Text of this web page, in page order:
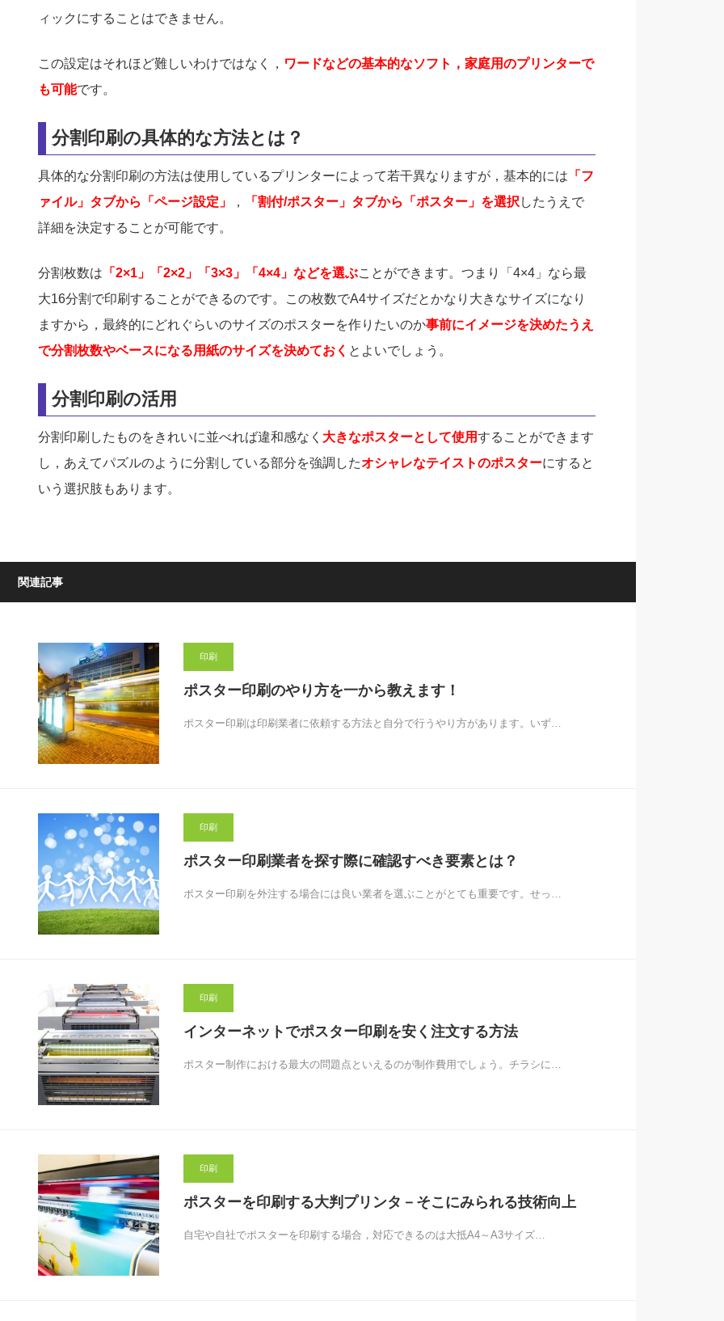
ィックにすることはできません。
この設定はそれほど難しいわけではなく， ワードなどの基本的なソフト，家庭用のプリンターで
も可能です。
分割印刷の具体的な方法とは？
具体的な分割印刷の方法は使用しているプリンターによって若干異なりますが，基本的には 「フ
ァイル」タブから「ページ設定」
， 「割付/ポスター」タブから「ポスター」を選択 したうえで
詳細を決定することが可能です。
分割枚数は 「2×1」「2×2」「3×3」「4×4」などを選ぶことができます。つまり「4×4」なら最
大16分割で印刷することができるのです。この枚数でA4サイズだとかなり大きなサイズになり
ますから，最終的にどれぐらいのサイズのポスターを作りたいのか事前にイメージを決めたうえ
で分割枚数やベースになる用紙のサイズを決めておく とよいでしょう。
分割印刷の活用
分割印刷したものをきれいに並べれば違和感なく 大きなポスターとして使用することができます
し，あえてパズルのように分割している部分を強調したオシャレなテイストのポスターにすると
いう選択肢もあります。
関連記事
印刷
ポスター印刷のやり方を一から教えます！
ポスター印刷は印刷業者に依頼する方法と自分で行うやり方があります。いず…
印刷
ポスター印刷業者を探す際に確認すべき要素とは？
ポスター印刷を外注する場合には良い業者を選ぶことがとても重要です。せっ…
印刷
インターネットでポスター印刷を安く注文する方法
ポスター制作における最大の問題点といえるのが制作費用でしょう。チラシに…
印刷
ポスターを印刷する大判プリンタ－そこにみられる技術向上
自宅や自社でポスターを印刷する場合，対応できるのは大抵A4～A3サイズ…